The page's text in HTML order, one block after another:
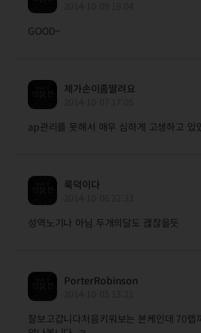
GOOD~
제가손이좀딸려요
ap관리를 못해서 매우 심하게 고생하고
룩덕이다
성역노기나 아님 두개의달도 괞찮을듯
PorterRobinson
잘보고갑니다처음키워보는 본케인데 70